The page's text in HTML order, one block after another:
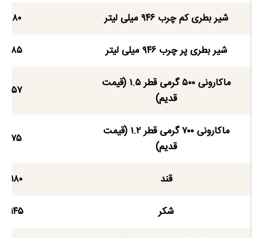
شیر بطری کم چرب ۹۴۶ میلی لیتر ۸۰
شیر بطری پر چرب ۹۴۶ میلی لیتر ۸۵
ماکارونی ۵۰۰ گرمی قطر ۱.۵ (قیمت
قدیم)
۵۷
ماکارونی ۷۰۰ گرمی قطر ۱.۲ (قیمت
قدیم)
۷۵
قند ۱۸۰
شکر ۱۴۵